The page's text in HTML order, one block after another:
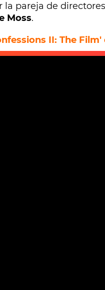
pareja de
Moss.
II: The Film'